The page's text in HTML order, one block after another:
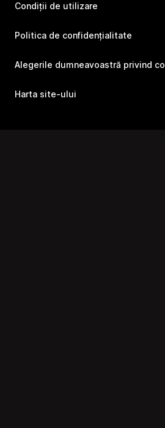
Condiții de utilizare
Politica de confidențialitate
Alegerile dumneavoastră privind
Harta site-ului